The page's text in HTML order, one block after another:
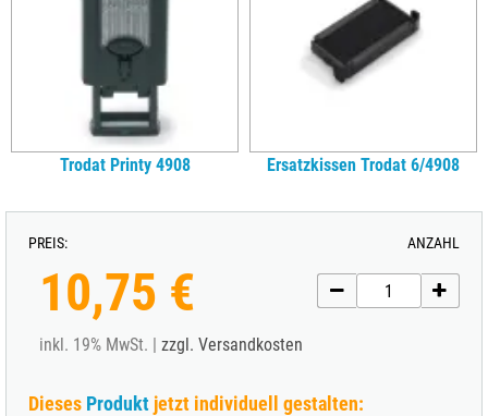
Trodat Printy 4908 Ersatzkissen Trodat 6/4908
PREIS:
10,75 €
inkl. 19% MwSt. | zzgl. Versandkosten
ANZAHL
Dieses Produkt jetzt individuell gestalten: